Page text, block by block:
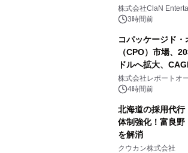
開催決定！！
株式会社ClaN
3時間前
コパッケージド・
（CPO）市場、
ドルへ拡大、
センター・高速光
速
株式会社レポートオ
4時間前
北海道の採用代行
体制強化！富良野
を解消
クウカン株式会社